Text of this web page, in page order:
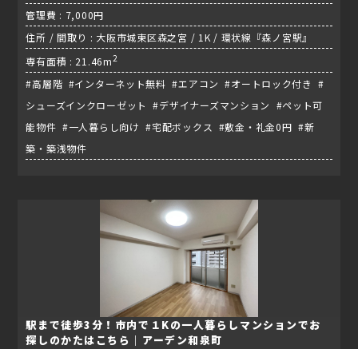
管理費 : 7,000円
住所 / 間取り : 大阪市城東区森之宮 / 1K / 環状線『森ノ宮駅』
専有面積 : 21.46m2
#高層階 #インターネット無料 #エアコン #オートロック付き #
シューズインクローゼット #デザイナーズマンション #ペット可
能物件 #一人暮らし向け #宅配ボックス #敷金・礼金0円 #新
築・築浅物件
駅まで徒歩3分！市内で１Kの一人暮らしマンションでお
探しのかたはこちら｜アーデン和泉町